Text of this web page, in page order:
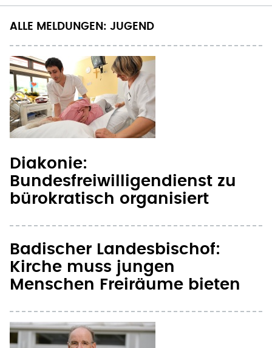
ALLE MELDUNGEN: JUGEND
Diakonie:
Bundesfreiwilligendienst zu
bürokratisch organisiert
Badischer Landesbischof:
Kirche muss jungen
Menschen Freiräume bieten